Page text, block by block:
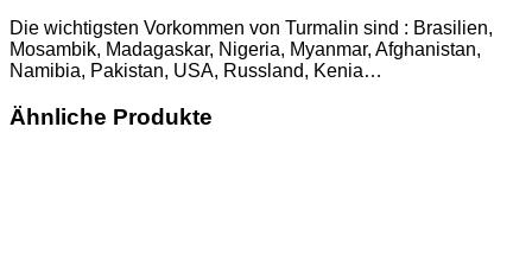
Die wichtigsten Vorkommen von Turmalin sind : Brasilien,
Mosambik, Madagaskar, Nigeria, Myanmar, Afghanistan,
Namibia, Pakistan, USA, Russland, Kenia…
Ähnliche Produkte